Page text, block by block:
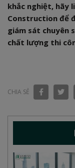
khắc nghiệt, hãy
Construction để
giám sát chuyên
chất lượng thi
CHIA SẺ